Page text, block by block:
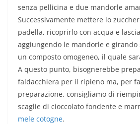
senza pellicina e due mandorle
Successivamente mettere lo
padella, ricoprirlo con acqua e
aggiungendo le mandorle e girando
un composto omogeneo, il quale
A questo punto, bisognerebbe
faldacchiera per il ripieno ma, per
preparazione, consigliamo di
scaglie di cioccolato fondente e
mele cotogne.